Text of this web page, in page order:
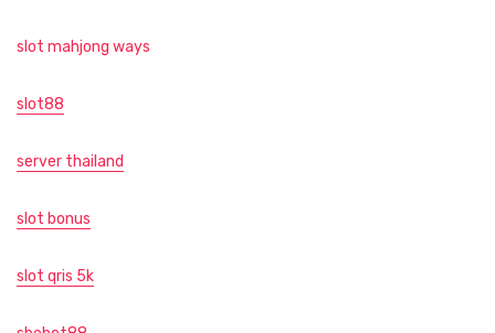
slot mahjong ways
slot88
server thailand
slot bonus
slot qris 5k